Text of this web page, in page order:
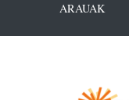
ARAUAK